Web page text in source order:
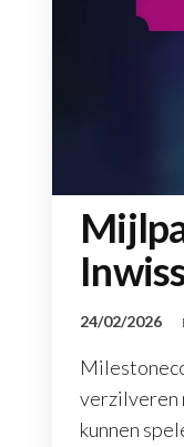
24/02/2026
verzilveren
kunnen